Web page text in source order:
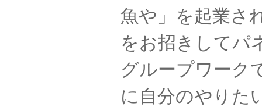
魚や」を起業さ
をお招きしてパ
グループワーク
に自分のやりた